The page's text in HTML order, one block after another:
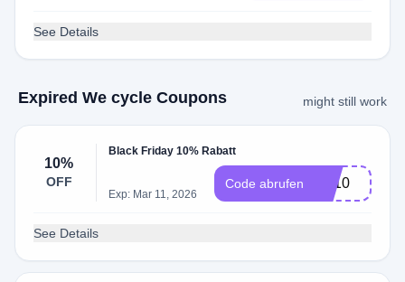
See Details
Expired We cycle Coupons might still work
10%
OFF
Black Friday 10% Rabatt
Exp: Mar 11, 2026
Code abrufen we10
See Details